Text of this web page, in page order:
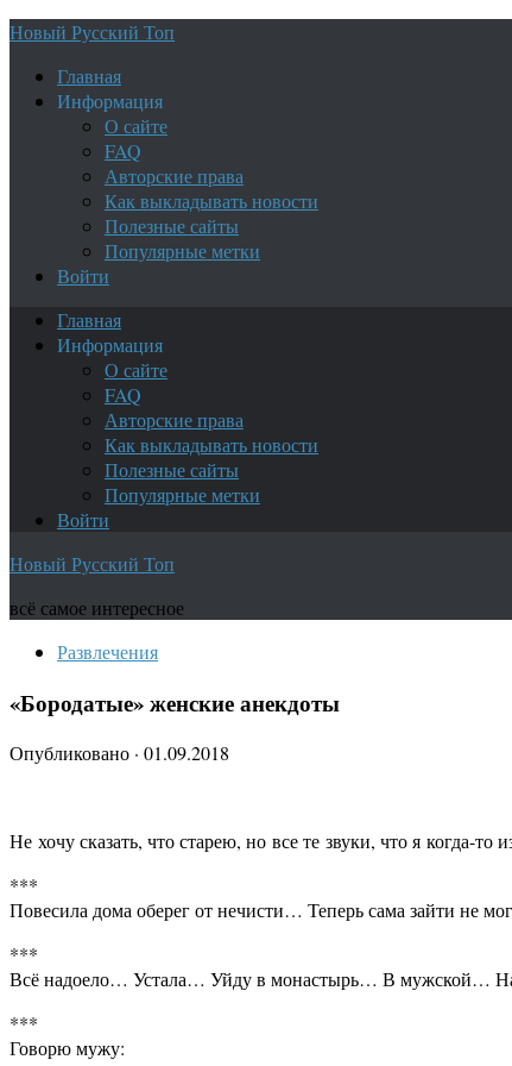
Новый Русский Топ
Главная
Информация
О сайте
FAQ
Авторские права
Как выкладывать новости
Полезные сайты
Популярные метки
Войти
Главная
Информация
О сайте
FAQ
Авторские права
Как выкладывать новости
Полезные сайты
Популярные метки
Войти
Новый Русский Топ
всё самое интересное
Развлечения
«Бородатые» женские анекдоты
Опубликовано · 01.09.2018
Не хочу сказать, что старею, но все те звуки, что я когда-то
***
Повесила дома оберег от нечисти… Теперь сама зайти не
***
Всё надоело… Устала… Уйду в монастырь… В мужской…
***
Говорю мужу: